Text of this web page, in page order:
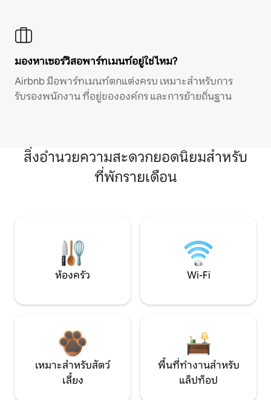
มองหาเซอร์วิสอพาร์ทเมนท์อยู่ใช่ไหม?
Airbnb มีอพาร์ทเมนท์ตกแต่งครบ เหมาะสำหรับการ
รับรองพนักงาน ที่อยู่ขององค์กร และการย้ายถิ่นฐาน
สิ่งอำนวยความสะดวกยอดนิยมสำหรับ
ที่พักรายเดือน
ห้องครัว Wi-Fi
เหมาะสำหรับสัตว์
เลี้ยง
พื้นที่ทำงานสำหรับ
แล็ปท็อป